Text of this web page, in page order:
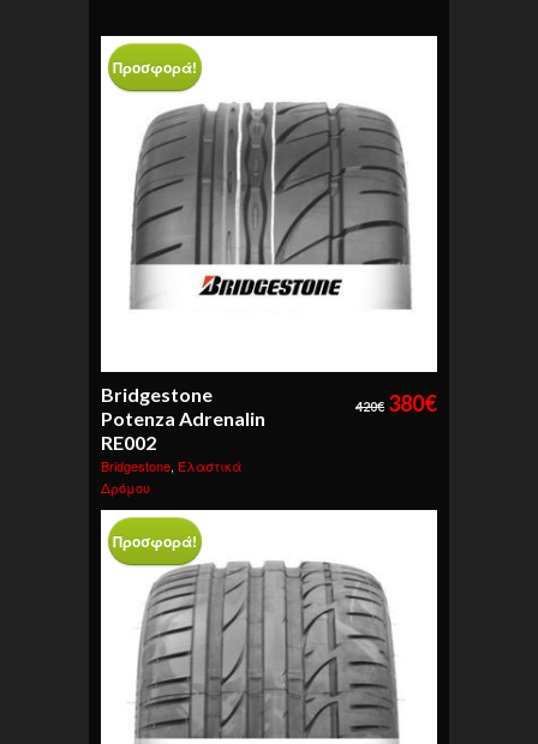
Προσφορά!
Bridgestone
Potenza Adrenalin
RE002
Bridgestone, Ελαστικά
Δρόμου
420€ 380€
Προσφορά!